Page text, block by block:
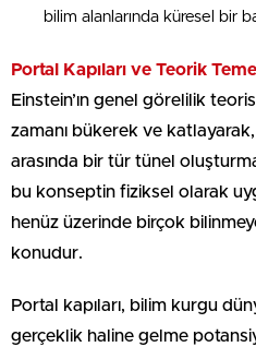
bilim alanlarında küresel bir
Portal Kapıları ve Teorik
Einstein’ın genel görelilik
zamanı bükerek ve
arasında bir tür tünel
bu konseptin fiziksel olarak
henüz üzerinde birçok
konudur.
Portal kapıları, bilim kurgu
gerçeklik haline gelme